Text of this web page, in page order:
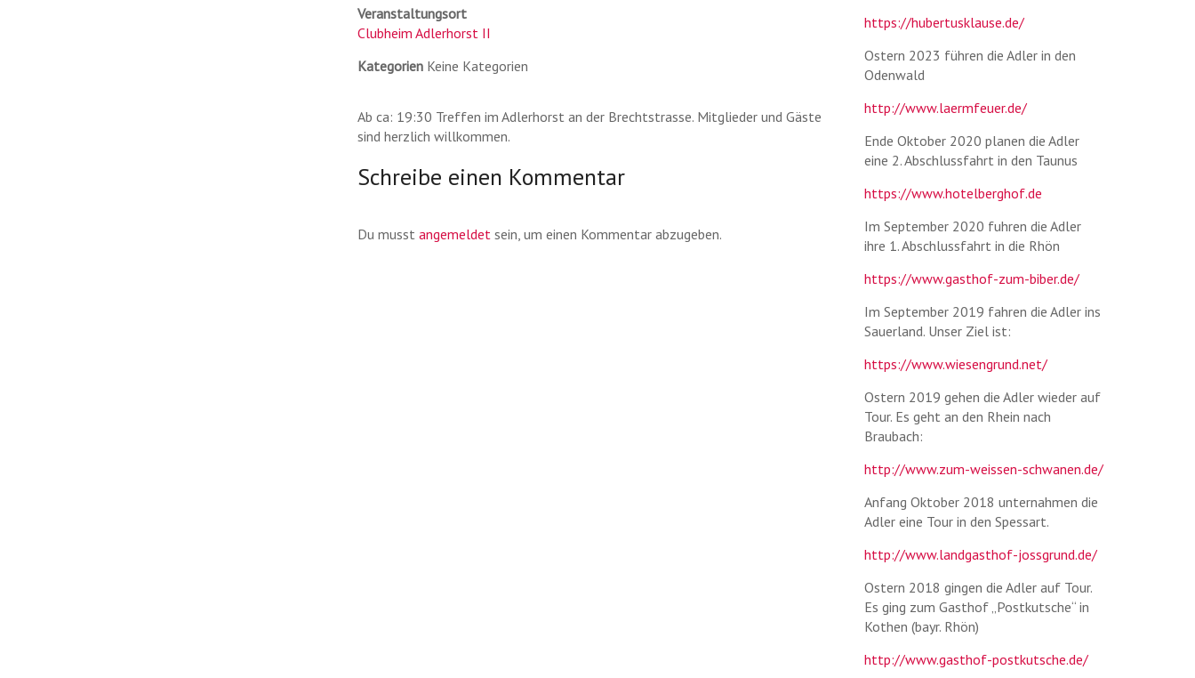
Veranstaltungsort
Clubheim Adlerhorst II
Kategorien Keine Kategorien
Ab ca: 19:30 Treffen im Adlerhorst an der Brechtstrasse. Mitglieder und Gäste
sind herzlich willkommen.
Schreibe einen Kommentar
Du musst angemeldet sein, um einen Kommentar abzugeben.
https://hubertusklause.de/
Ostern 2023 führen die Adler in den
Odenwald
http://www.laermfeuer.de/
Ende Oktober 2020 planen die Adler
eine 2. Abschlussfahrt in den Taunus
https://www.hotelberghof.de
Im September 2020 fuhren die Adler
ihre 1. Abschlussfahrt in die Rhön
https://www.gasthof-zum-biber.de/
Im September 2019 fahren die Adler ins
Sauerland. Unser Ziel ist:
https://www.wiesengrund.net/
Ostern 2019 gehen die Adler wieder auf
Tour. Es geht an den Rhein nach
Braubach:
http://www.zum-weissen-schwanen.de/
Anfang Oktober 2018 unternahmen die
Adler eine Tour in den Spessart.
http://www.landgasthof-jossgrund.de/
Ostern 2018 gingen die Adler auf Tour.
Es ging zum Gasthof „Postkutsche“ in
Kothen (bayr. Rhön)
http://www.gasthof-postkutsche.de/